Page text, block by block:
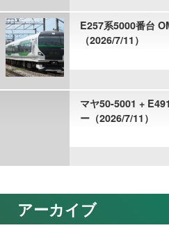
E257系5000番台
（2026/7/11）
マヤ50-5001 +
ー（2026/7/11）
アーカイブ